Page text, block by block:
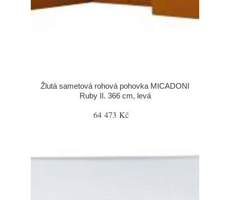
Žlutá sametová rohová pohovka MICADONI
Ruby II. 366 cm, levá
64 473 Kč